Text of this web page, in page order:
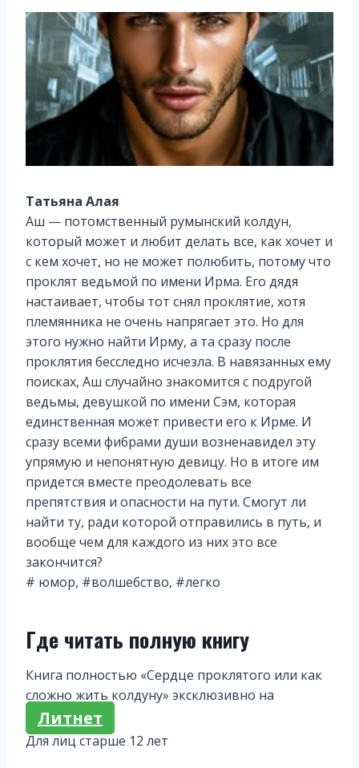
Татьяна Алая
Аш — потомственный румынский колдун,
который может и любит делать все, как хочет и
с кем хочет, но не может полюбить, потому что
проклят ведьмой по имени Ирма. Его дядя
настаивает, чтобы тот снял проклятие, хотя
племянника не очень напрягает это. Но для
этого нужно найти Ирму, а та сразу после
проклятия бесследно исчезла. В навязанных ему
поисках, Аш случайно знакомится с подругой
ведьмы, девушкой по имени Сэм, которая
единственная может привести его к Ирме. И
сразу всеми фибрами души возненавидел эту
упрямую и непонятную девицу. Но в итоге им
придется вместе преодолевать все
препятствия и опасности на пути. Смогут ли
найти ту, ради которой отправились в путь, и
вообще чем для каждого из них это все
закончится?
# юмор, #волшебство, #легко
Где читать полную книгу
Книга полностью «Сердце проклятого или как
сложно жить колдуну» эксклюзивно на
Литнет
Для лиц старше 12 лет